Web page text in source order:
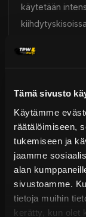
Tämä sivusto
Käytämme
räätälöimiseen,
tukemiseen ja
jaamme
alan
sivustoamme.
tietoja muihin
kerätty, kun olet
käytetään
L19:
kestävyyttä
L19-materiaalia
käytetään
Custom Age: